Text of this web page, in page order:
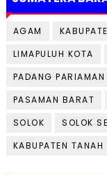
AGAM
LIMAPULUH KOTA
PADANG PARIAMAN
PASAMAN BARAT
SOLOK
SOLOK
KABUPATEN TANAH